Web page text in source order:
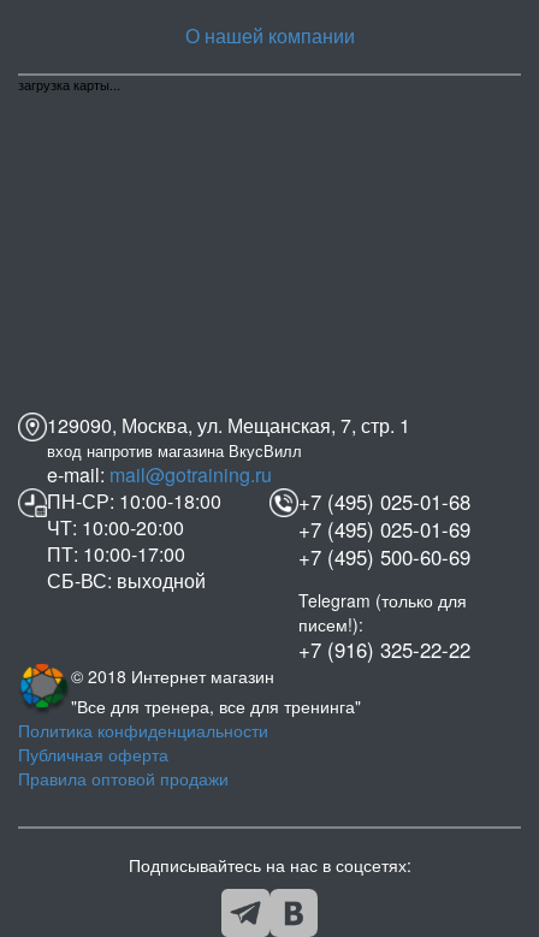
загрузка карты...
О нашей компании
129090, Москва, ул. Мещанская, 7, стр. 1
вход напротив магазина ВкусВилл
e-mail: mail@gotraining.ru
ПН-СР: 10:00-18:00
ЧТ: 10:00-20:00
ПТ: 10:00-17:00
СБ-ВС: выходной
+7 (495) 025-01-68
+7 (495) 025-01-69
+7 (495) 500-60-69
Telegram (только для
писем!):
+7 (916) 325-22-22
© 2018 Интернет магазин
"Все для тренера, все для тренинга"
Политика конфиденциальности
Публичная оферта
Правила оптовой продажи
Подписывайтесь на нас в соцсетях: